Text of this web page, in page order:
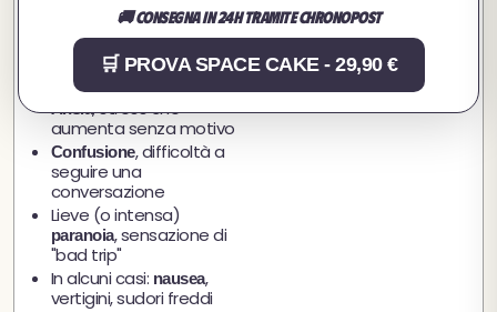
Ma se hai mangiato
,
o troppo in fretta:
Ansia, stress che
aumenta senza motivo
Confusione, difficoltà a
seguire una
conversazione
Lieve (o intensa)
paranoia, sensazione di
"bad trip"
In alcuni casi: nausea,
vertigini, sudori freddi
🚚 Consegna in 24h tramite Chronopost
🛒 PROVA SPACE CAKE - 29,90 €